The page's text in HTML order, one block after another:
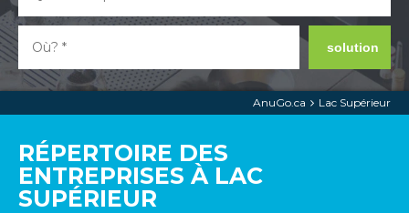
solution
AnuGo.ca Lac Supérieur
RÉPERTOIRE DES
ENTREPRISES À LAC
SUPÉRIEUR